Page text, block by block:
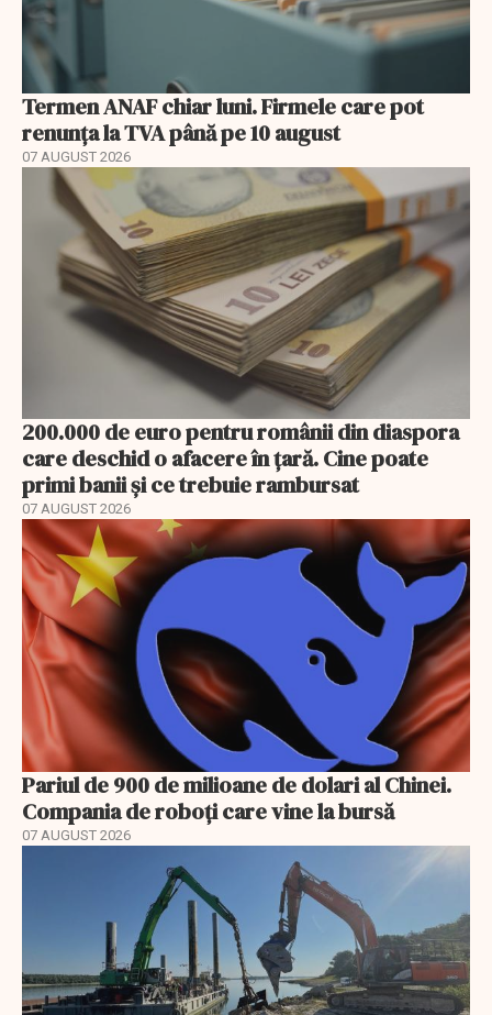
Termen ANAF chiar luni. Firmele care pot
renunța la TVA până pe 10 august
07 AUGUST 2026
200.000 de euro pentru românii din diaspora
care deschid o afacere în țară. Cine poate
primi banii și ce trebuie rambursat
07 AUGUST 2026
Pariul de 900 de milioane de dolari al Chinei.
Compania de roboți care vine la bursă
07 AUGUST 2026